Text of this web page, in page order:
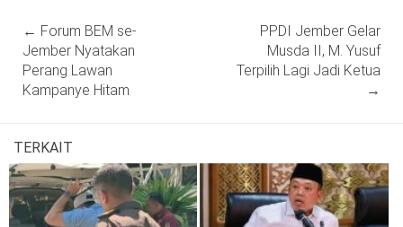
navigation
← Forum BEM se-
Jember Nyatakan
Perang Lawan
Kampanye Hitam
PPDI Jember Gelar
Musda II, M. Yusuf
Terpilih Lagi Jadi Ketua
→
TERKAIT